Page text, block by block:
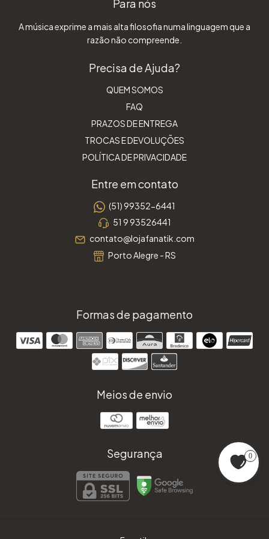
Para nós
A música exprime a mais alta filosofia numa linguagem que a
razão não compreende.
Precisa de Ajuda?
QUEM SOMOS
FAQ
PRAZOS DE ENTREGA
TROCAS E DEVOLUÇÕES
POLÍTICA DE PRIVACIDADE
Entre em contato
(51) 99352-6441
51 9 93526441
contato@lojafanatik.com
Porto Alegre - RS
Formas de pagamento
Meios de envio
Segurança 0